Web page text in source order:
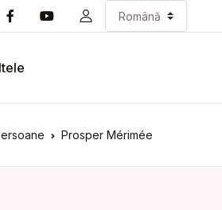
Prosper Mérimée